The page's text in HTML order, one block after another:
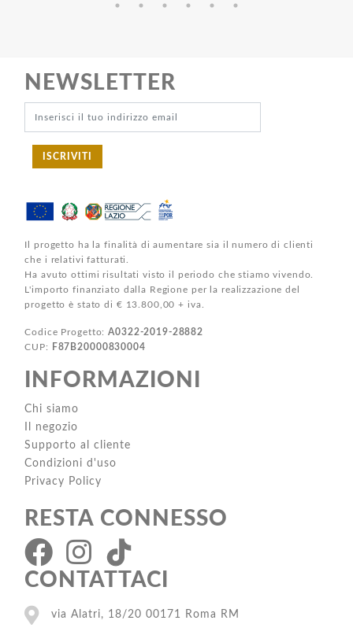
NEWSLETTER
ISCRIVITI
Il progetto ha la finalità di aumentare sia il numero di clienti
che i relativi fatturati.
Ha avuto ottimi risultati visto il periodo che stiamo vivendo.
L'importo finanziato dalla Regione per la realizzazione del
progetto è stato di € 13.800,00 + iva.
Codice Progetto:A0322-2019-28882
CUP:
F87B20000830004
INFORMAZIONI
Chi siamo
Il negozio
Supporto al cliente
Condizioni d'uso
Privacy Policy
RESTA CONNESSO
CONTATTACI
via Alatri, 18/20 00171 Roma RM